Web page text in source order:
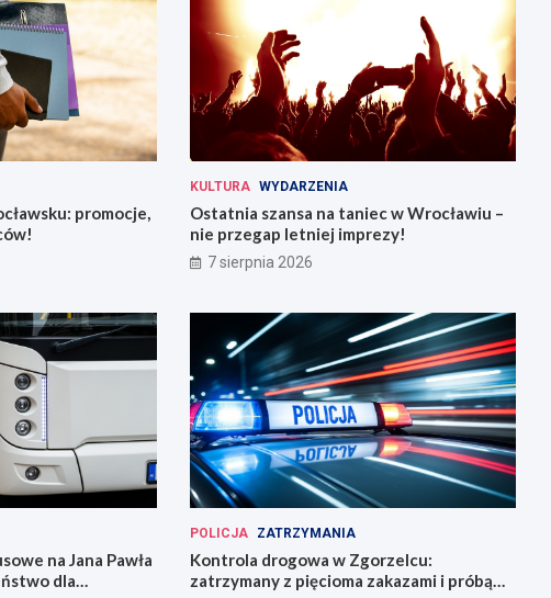
promocje,
KULTURA WYDARZENIA
Ostatnia szansa na taniec w Wrocławiu –
nie przegap letniej imprezy!
7 sierpnia 2026
na Jana Pawła
dla
POLICJA ZATRZYMANIA
Kontrola drogowa w Zgorzelcu:
zatrzymany z pięcioma zakazami i próbą